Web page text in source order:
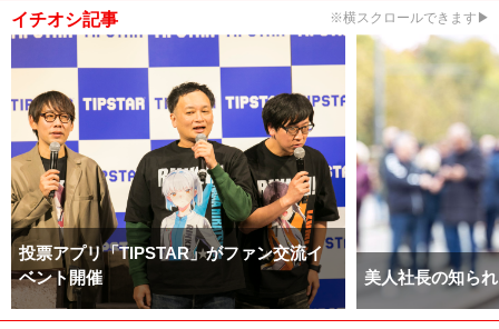
イチオシ記事 ※横スクロールできます▶
投票アプリ「TIPSTAR」がファン交流イ
ベント開催
美人社長の知ら